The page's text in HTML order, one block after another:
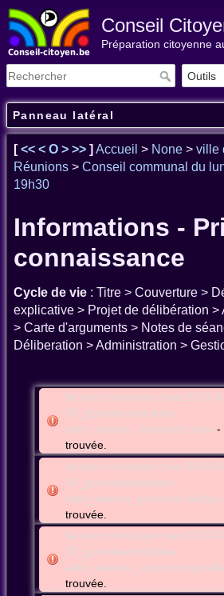
Conseil
Préparation citoyenne
Panneau latéral
[<< < O > >> ] Accueil > None > ville
Réunions > Conseil communal du
19h30
Informations -
connaissance
Cycle de vie : Titre > Couverture >
explicative > Projet de délibération >
> Carte d'arguments > Notes de
Déliberation > Administration >
be:wbr:cmntubize:meet:2024-
30_gcmnbewbrtubize-
adm_seance_conscmn:cover -
trouvée.
be:wbr:cmntubize:meet:2024-
30_gcmnbewbrtubize-
adm_seance_conscmn:delibprj
trouvée.
be:wbr:cmntubize:meet:2024-
30_gcmnbewbrtubize-
trouvée.